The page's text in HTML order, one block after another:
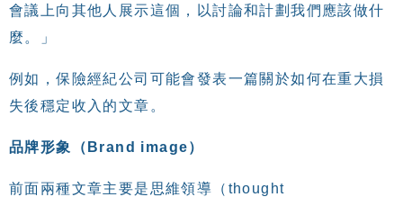
會議上向其他人展示這個，以討論和計劃我們應該做什
麼。」
例如，保險經紀公司可能會發表一篇關於如何在重大損
失後穩定收入的文章。
品牌形象（Brand image）
前面兩種文章主要是思維領導（thought